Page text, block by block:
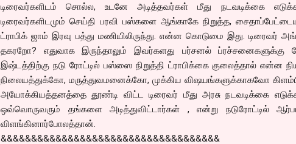
டிரைவர்களிடம் சொல்ல, உடனே அடித்தவர்கள் மீது நடவடிக்கை
டிரைவர்களிடமும் செய்தி பரவி பஸ்களை ஆங்காகே நிறுத்த,
ட்ராபிக் ஜாம் இரவு பத்து மணியிலிருந்து. என்ன கொடுமை இது. டிரைவர்
தகரறோ? எதுவாக இருந்தாலும் இவர்களது பர்சனல்
இஷ்டத்திற்கு நடு ரோட்டில் பஸ்ஸை நிறுத்தி ட்ராபிக்கை குலைத்தால் என்ன
நிலையத்துக்கோ, மருத்துவமனைக்கோ, முக்கிய விஷயங்களுக்காகவோ
அயோக்கியத்தனத்தை தூண்டி விட்ட டிரைவர் மீது அரசு நடவடிக்கை
ஒவ்வொருவரும் தங்களை அடித்துவிட்டார்கள் , என்று நடுரோட்டில்
விளங்கினார்போலத்தான்.
&&&&&&&&&&&&&&&&&&&&&&&&&&&&&&&&&&&&